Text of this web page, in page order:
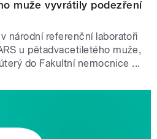
muže vyvrátily podezření
národní referenční laboratoři
u pětadvacetiletého muže,
do Fakultní nemocnice ...